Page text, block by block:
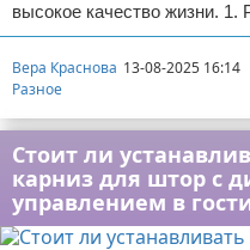
высокое качество жизни. 1.
Вера Краснова 13-08-2025 16:14
Разное
Стоит ли
карниз для штор с
управлением в